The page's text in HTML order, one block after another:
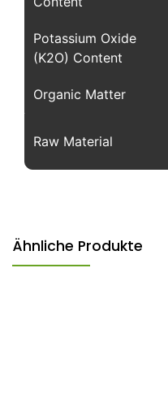
Potassium Oxide
(K2O) Content
Organic Matter
Raw Material
Ähnliche Produkte